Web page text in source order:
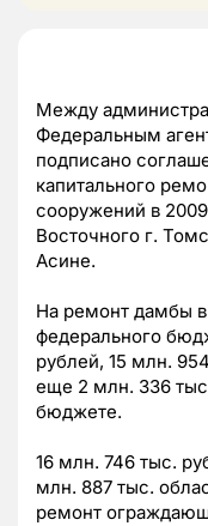
Между
Федеральным
подписано
капитального
сооружений в
Восточного г.
Асине.
На ремонт дамбы
федерального
рублей, 15 млн.
еще 2 млн. 336
бюджете.
16 млн. 746 тыс.
млн. 887 тыс.
ремонт